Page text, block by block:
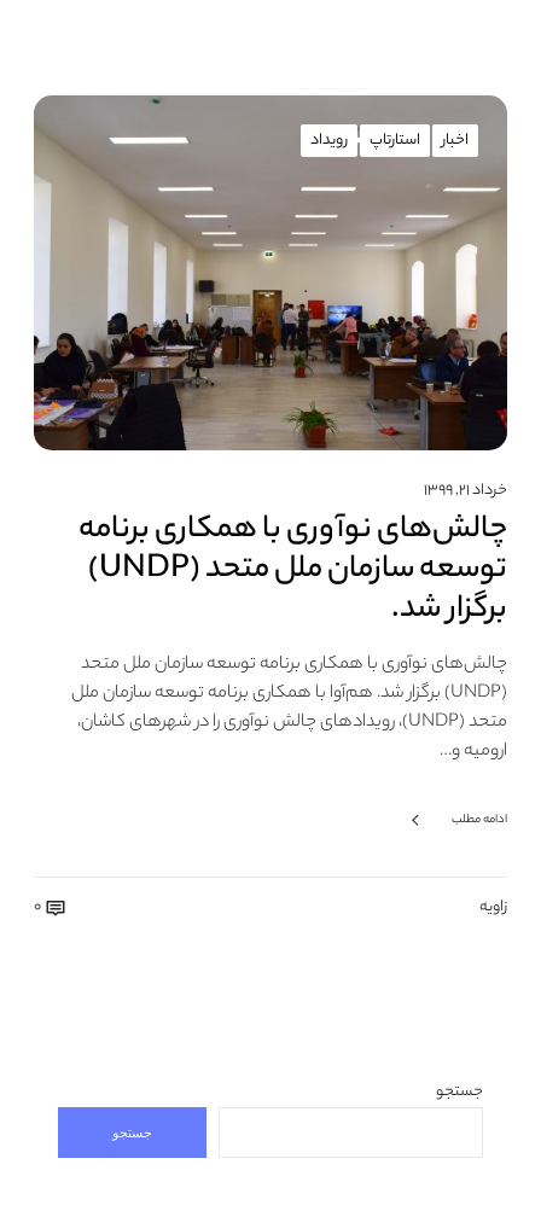
اخبار استارتاپ رویداد
خرداد ۲۱, ۱۳۹۹
چالش‌های نوآوری با همکاری برنامه
توسعه سازمان ملل متحد (UNDP)
برگزار شد.
چالش‌های نوآوری با همکاری برنامه توسعه سازمان ملل متحد
(UNDP) برگزار شد. هم‌آوا با همکاری برنامه توسعه سازمان ملل
متحد (UNDP)، رویدادهای چالش نوآوری را در شهرهای کاشان،
ارومیه و…
ادامه مطلب
زاویه 0
جستجو
جستجو